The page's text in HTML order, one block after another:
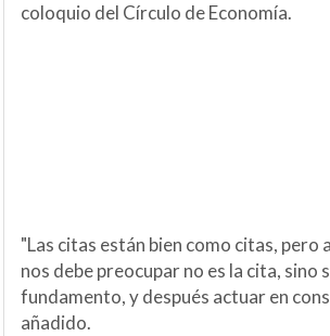
coloquio del Círculo de Economía.
"Las citas están bien como citas, pero
nos debe preocupar no es la cita, sino
fundamento, y después actuar en
añadido.